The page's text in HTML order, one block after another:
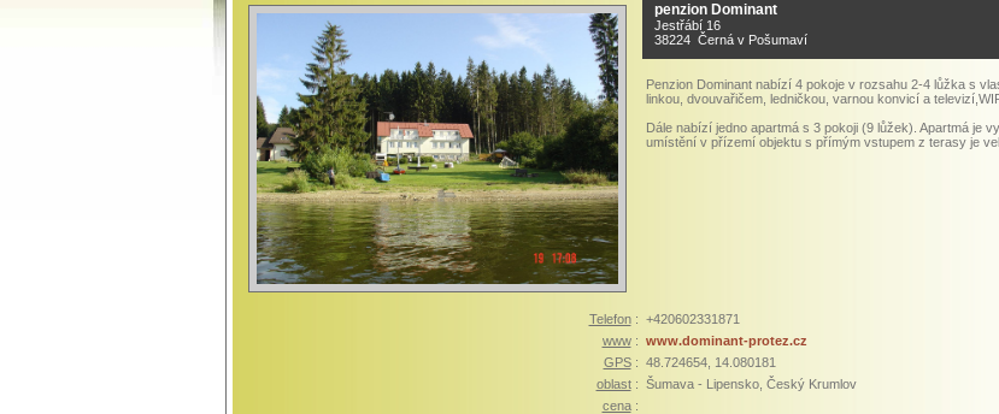
penzion Dominant
Jestřábí 16
38224 Černá v Pošumaví
Penzion Dominant nabízí 4 pokoje v rozsahu 2-4 lůžka s
linkou, dvouvařičem, ledničkou, varnou konvicí a
Dále nabízí jedno apartmá s 3 pokoji (9 lůžek). Apartmá je
umístění v přízemí objektu s přímým vstupem z terasy je
Telefon: +420602331871
www: www.dominant-protez.cz
GPS: 48.724654, 14.080181
oblast: Šumava - Lipensko, Český Krumlov
cena: